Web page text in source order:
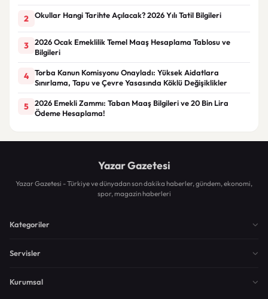
2 Okullar Hangi Tarihte Açılacak? 2026 Yılı Tatil Bilgileri
3
2026 Ocak Emeklilik Temel Maaş Hesaplama Tablosu ve
Bilgileri
4
Torba Kanun Komisyonu Onayladı: Yüksek Aidatlara
Sınırlama, Tapu ve Çevre Yasasında Köklü Değişiklikler
5
2026 Emekli Zammı: Taban Maaş Bilgileri ve 20 Bin Lira
Ödeme Hesaplama!
Yazar Gazetesi
Yazar Gazetesi - Türkiye ve dünyadan son dakika haberler, gündem, ekonomi,
spor, magazin haberleri
Kategoriler
Servisler
Kurumsal